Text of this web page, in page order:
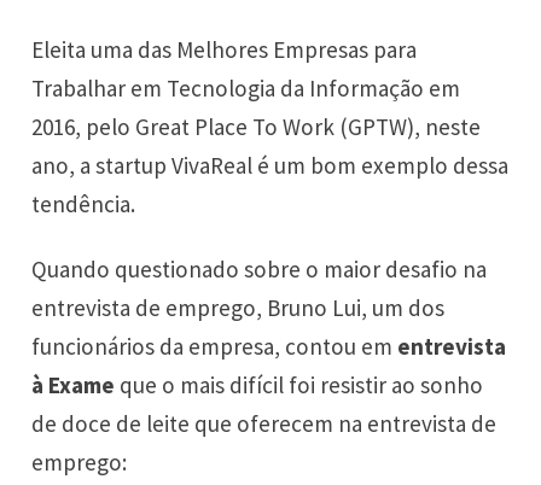
Eleita uma das Melhores Empresas para
Trabalhar em Tecnologia da Informação em
2016, pelo Great Place To Work (GPTW), neste
ano, a startup VivaReal é um bom exemplo dessa
tendência.
Quando questionado sobre o maior desafio na
entrevista de emprego, Bruno Lui, um dos
funcionários da empresa, contou em entrevista
à Exame que o mais difícil foi resistir ao sonho
de doce de leite que oferecem na entrevista de
emprego: